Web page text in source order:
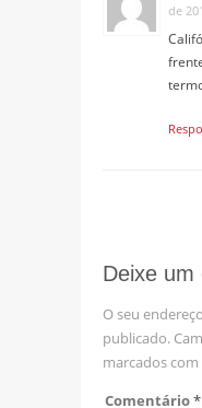
de
Deixe um
O seu
publicado.
marcados com
Comentário*